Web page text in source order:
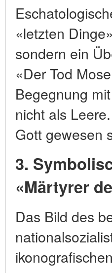
«letzten
sondern ein
«Der Tod
Begegnung
nicht als
Gott gewesen
3.
«Märtyrer
Das Bild des